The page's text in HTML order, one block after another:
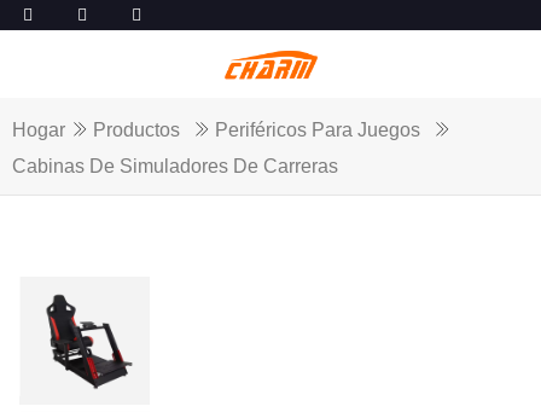
Hogar Productos
Periféricos Para Juegos
Cabinas De Simuladores De Carreras